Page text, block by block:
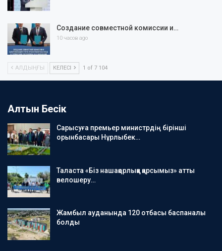
Создание совместной комиссии и…
10 часов ago
АЛДЫҢҒЫ КЕЛЕСІ 1 of 7 104
Алтын Бесік
Сарысуға премьер министрдің бірінші
орынбасары Нұрлыбек…
Таласта «Біз нашақорлыққа қарсымыз» атты
велошеру…
Жамбыл ауданында 120 отбасы баспаналы
болды